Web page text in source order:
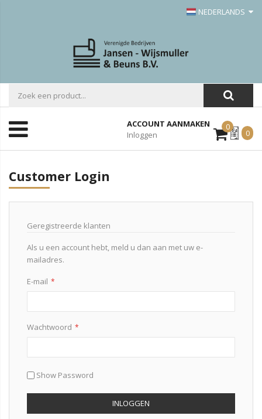
NEDERLANDS
ACCOUNT AANMAKEN
Inloggen
0Mijn
Offerte
0
Customer Login
Geregistreerde klanten
Als u een account hebt, meld u dan aan met uw e-
mailadres.
E-mail
Wachtwoord
Show Password
INLOGGEN